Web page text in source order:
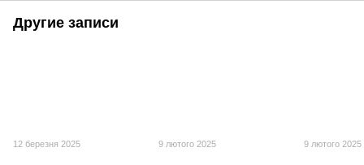
Другие записи
12 березня 2025 9 лютого 2025 9 лютого 2025